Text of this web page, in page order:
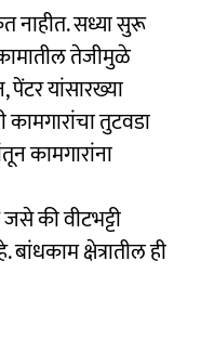
नाहीत. सध्या सुरू
तेजीमुळे
पेंटर यांसारख्या
तुटवडा
कामगारांना
की वीटभट्टी
क्षेत्रातील ही